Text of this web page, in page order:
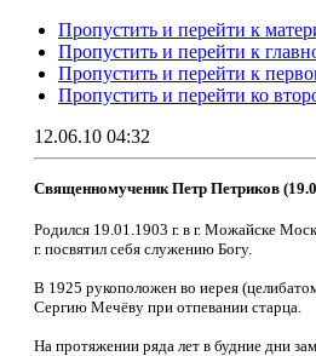
Пропустить и перейти к
Пропустить и перейти к
Пропустить и перейти к
Пропустить и перейти ко
12.06.10 04:32
Священномученик Петр Петриков
Родился 19.01.1903 г. в г. Можайске
г. посвятил себя служению Богу.
В 1925 рукоположен во иерея
Сергию Мечёву при отпевании старца.
На протяжении ряда лет в будние дни